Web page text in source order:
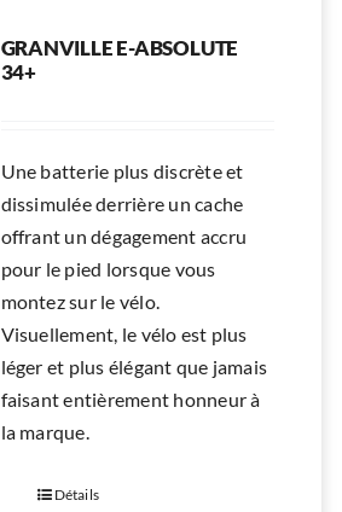
GRANVILLE E-ABSOLUTE
34+
Une batterie plus discrète et
dissimulée derrière un cache
offrant un dégagement accru
pour le pied lorsque vous
montez sur le vélo.
Visuellement, le vélo est plus
léger et plus élégant que jamais
faisant entièrement honneur à
la marque.
Détails